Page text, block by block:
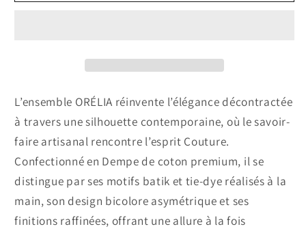
en
Artisanal
en
Dempe
Artisanal
L’ensemble ORÉLIA réinvente l’élégance décontractée
à travers une silhouette contemporaine, où le savoir-
faire artisanal rencontre l’esprit Couture.
Confectionné en Dempe de coton premium, il se
distingue par ses motifs batik et tie-dye réalisés à la
main, son design bicolore asymétrique et ses
finitions raffinées, offrant une allure à la fois